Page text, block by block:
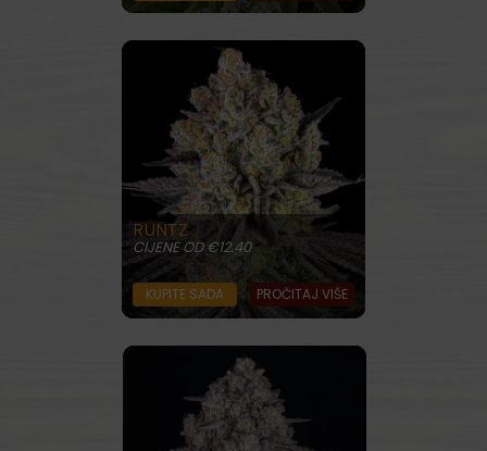
RUNTZ
CIJENE OD €12.40
KUPITE SADA PROČITAJ VIŠE